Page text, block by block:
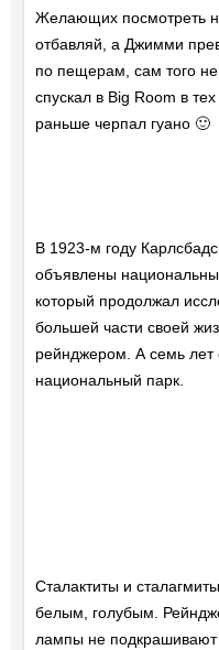
Желающих посмотреть
отбавляй, а Джимми
по пещерам, сам того
спускал в Big Room в
раньше черпал гуано 🙂
В 1923-м году
объявлены
который продолжал
большей части своей
рейнджером. А семь лет
национальный парк.
Сталактиты и
белым, голубым.
лампы не